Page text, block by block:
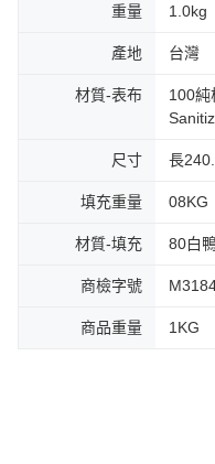
重量 1.0kg
產地 台灣
材質-表布
100
尺寸 長
填充重量 08KG
材質-填充 80白
商檢字號
商品重量 1KG